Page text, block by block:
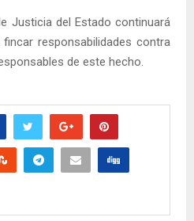
Justicia del Estado continuará
responsabilidades contra
de este hecho.